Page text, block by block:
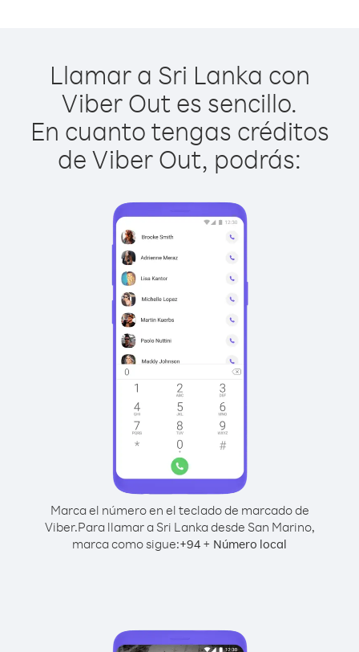
Llamar a Sri Lanka con
Viber Out es sencillo.
En cuanto tengas créditos
de Viber Out, podrás:
Marca el número en el teclado de marcado de
Viber.Para llamar a Sri Lanka desde San Marino,
marca como sigue:+94 + Número local